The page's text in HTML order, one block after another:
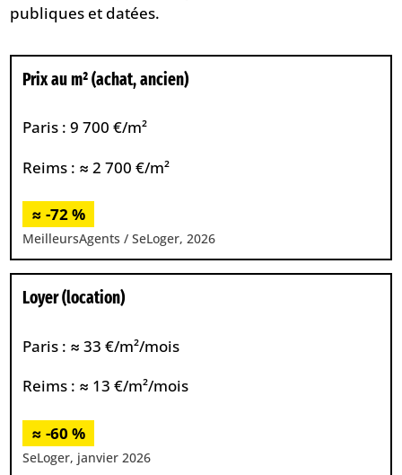
publiques et datées.
Prix au m² (achat, ancien)
Paris : 9 700 €/m²
Reims : ≈ 2 700 €/m²
≈ -72 %
MeilleursAgents / SeLoger, 2026
Loyer (location)
Paris : ≈ 33 €/m²/mois
Reims : ≈ 13 €/m²/mois
≈ -60 %
SeLoger, janvier 2026